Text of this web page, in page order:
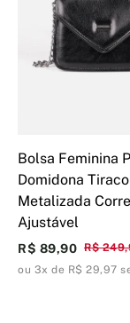
Bolsa Feminina
Domidona
Metalizada
Ajustável
R$
R$ 89,90
ou 3x de R$ 29,97